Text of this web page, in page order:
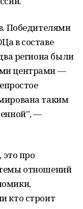
Победителями
в составе
региона были
центрами —
таким
—
про
отношений
кто строит